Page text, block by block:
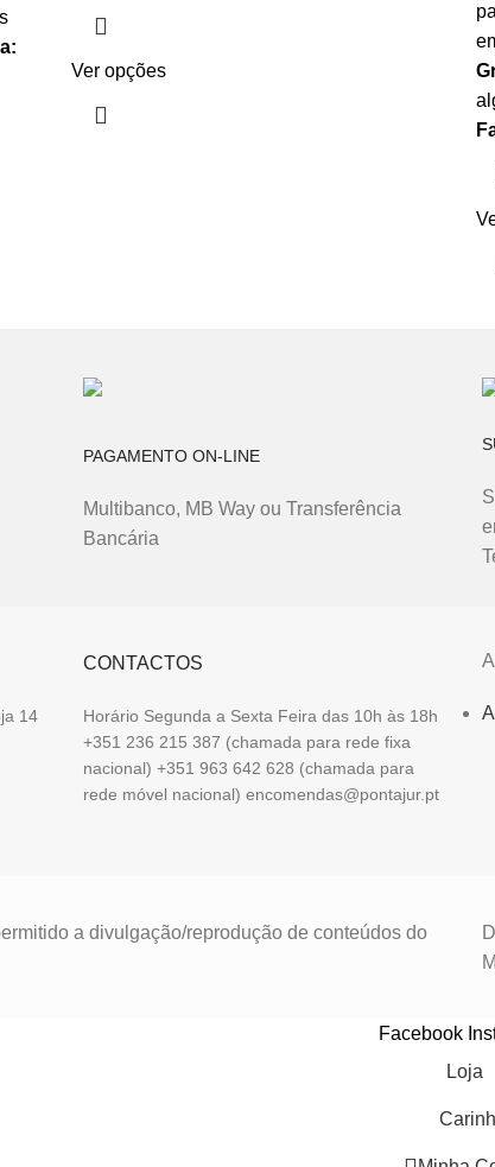
Ver opções
PAGAMENTO ON-LINE
Multibanco, MB Way ou Transferência
Bancária
14
CONTACTOS
Horário Segunda a Sexta Feira das 10h às 18h
+351 236 215 387 (chamada para rede fixa
nacional) +351 963 642 628 (chamada para
rede móvel nacional) encomendas@pontajur.pt
a divulgação/reprodução de conteúdos do
Facebook
Loja